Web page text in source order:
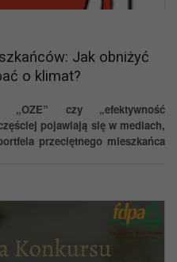
Jak obniżyć
o klimat?
„OZE” czy „efektywność
pojawiają się w mediach,
przeciętnego mieszkańca